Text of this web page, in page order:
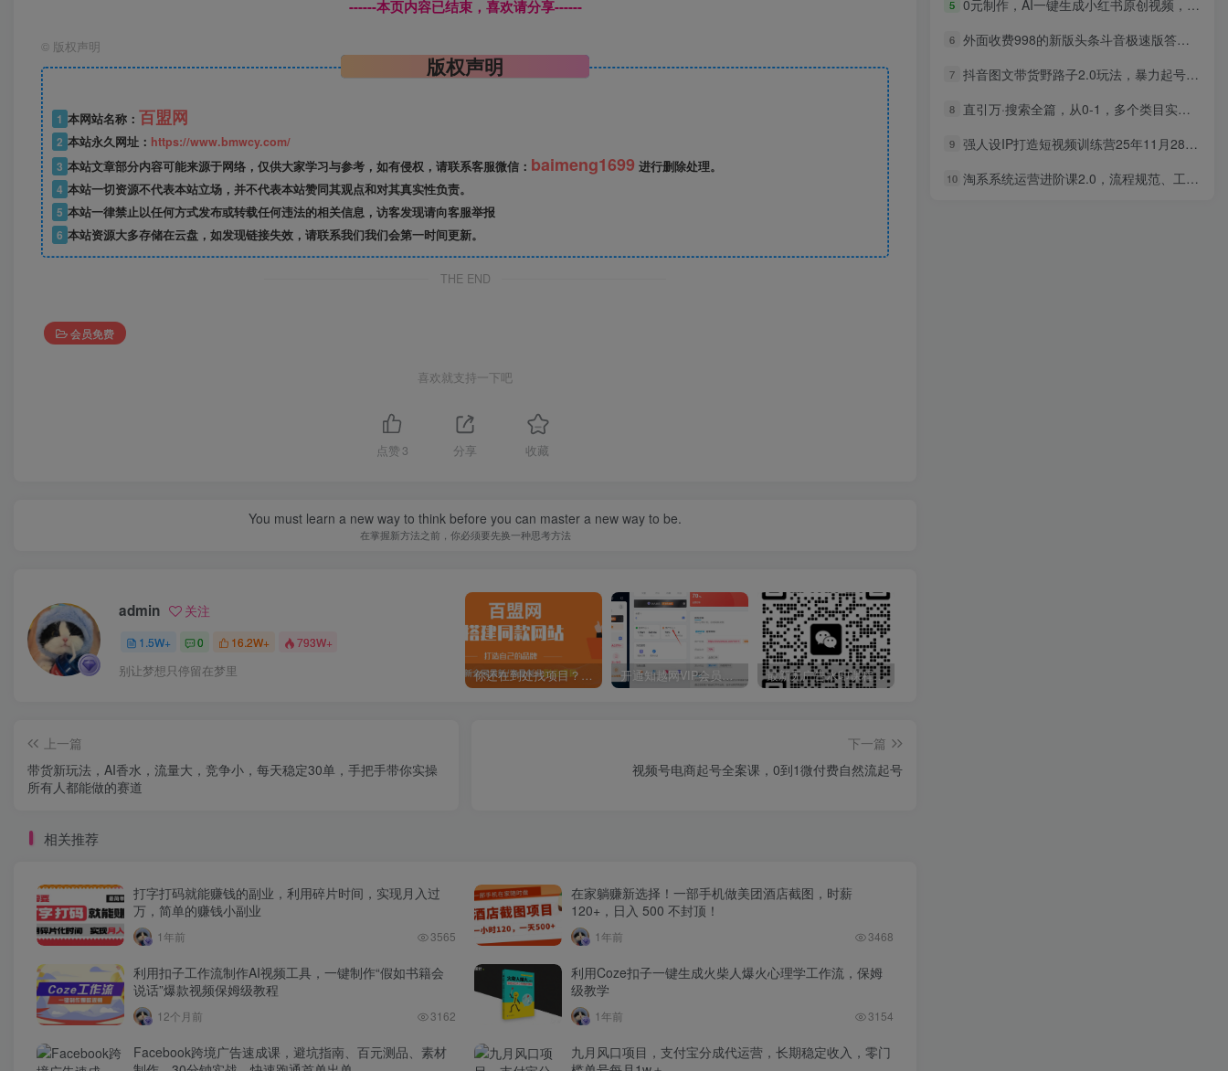
------本页内容已结束，喜欢请分享------
© 版权声明
版权声明
1 本网站名称： 百盟网
2 本站永久网址： https://www.bmwcy.com/
3 本站文章部分内容可能来源于网络，仅供大家学习与参考，如有侵权，请联系客服微信： baimeng1699 进行删除处理。
4 本站一切资源不代表本站立场，并不代表本站赞同其观点和对其真实性负责。
5 本站一律禁止以任何方式发布或转载任何违法的相关信息，访客发现请向客服举报
6 本站资源大多存储在云盘，如发现链接失效，请联系我们我们会第一时间更新。
THE END
会员免费
喜欢就支持一下吧
点赞 3 分享 收藏
You must learn a new way to think before you can master a new way to be.
在掌握新方法之前，你必须要先换一种思考方法
admin 关注
1.5W+ 0 16.2W+ 793W+
别让梦想只停留在梦里 你还在到处找项目？还在当韭菜？我靠卖项目一个月收入5万+，曾经我也是个失败者。 最新无广告水印课程资源 长期更新
上一篇
带货新玩法，AI香水，流量大，竞争小，每天稳定30单，手把手带你实操
所有人都能做的赛道
下一篇
视频号电商起号全案课，0到1微付费自然流起号
相关推荐
打字打码就能赚钱的副业，利用碎片时间，实现月入过
万，简单的赚钱小副业
1年前 3565
在家躺赚新选择！一部手机做美团酒店截图，时薪
120+，日入 500 不封顶！
1年前 3468
利用扣子工作流制作AI视频工具，一键制作“假如书籍会
说话”爆款视频保姆级教程
12个月前 3162
利用Coze扣子一键生成火柴人爆火心理学工作流，保姆
级教学
1年前 3154
Facebook跨境广告速成课，避坑指南、百元测品、素材
九月风口项目，支付宝分成代运营，长期稳定收入，零门
5 0元制作，AI一键生成小红书原创视频，日搞1000+
6 外面收费998的新版头条斗音极速版答题脚本，AI智能全自动答题【答题脚本+使用教程】
7 抖音图文带货野路子2.0玩法，暴力起号，单日收益500+，小白也可轻松上手！
8 直引万·搜索全篇，从0-1，多个类目实操经验总结付费（12节课）
9 强人设IP打造短视频训练营25年11月28-12月1日，营销+文案+成交，做短视频必备
10 淘系系统运营进阶课2.0，流程规范、工具教学、实战诊断，进阶突破，打造高盈利店铺模型